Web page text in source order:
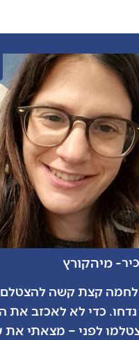
- מיהקורץ
קצת קשה
נדחו. כדי לא לאכזב את
לפני – מצאתי את